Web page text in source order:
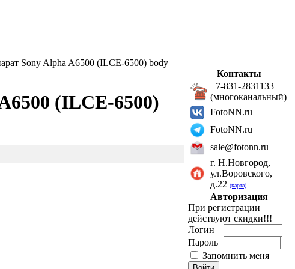
Sony Alpha A6500 (ILCE-6500) body
(ILCE-6500)
Контакты
+7-831-2831133
(многоканальный)
FotoNN.ru
FotoNN.ru
sale@fotonn.ru
г. Н.Новгород,
ул.Воровского,
д.22 (карта)
Авторизация
При регистрации
действуют скидки!!!
Логин
Пароль
Запомнить меня